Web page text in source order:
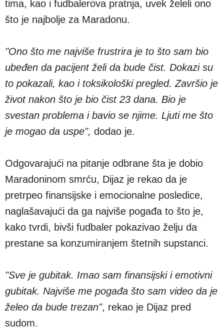
tima, kao i fudbalerova pratnja, uvek želeli ono
što je najbolje za Maradonu.
"Ono što me najviše frustrira je to što sam bio
ubeđen da pacijent želi da bude čist. Dokazi su
to pokazali, kao i toksikološki pregled. Završio je
život nakon što je bio čist 23 dana. Bio je
svestan problema i bavio se njime. Ljuti me što
je mogao da uspe", dodao je.
Odgovarajući na pitanje odbrane šta je dobio
Maradoninom smrću, Dijaz je rekao da je
pretrpeo finansijske i emocionalne posledice,
naglašavajući da ga najviše pogađa to što je,
kako tvrdi, bivši fudbaler pokazivao želju da
prestane sa konzumiranjem štetnih supstanci.
"Sve je gubitak. Imao sam finansijski i emotivni
gubitak. Najviše me pogađa što sam video da je
želeo da bude trezan", rekao je Dijaz pred
sudom.